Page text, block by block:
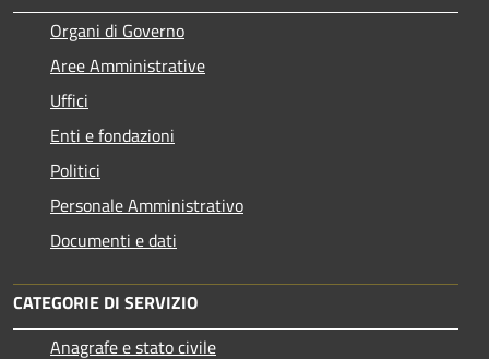
Organi di Governo
Aree Amministrative
Uffici
Enti e fondazioni
Politici
Personale Amministrativo
Documenti e dati
CATEGORIE DI SERVIZIO
Anagrafe e stato civile